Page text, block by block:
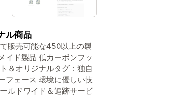
ル商品
販売可能な450以上の製
イド製品 低カーボンフッ
＆オリジナルタグ：独自
フェース 環境に優しい技
ルドワイド＆追跡サービ